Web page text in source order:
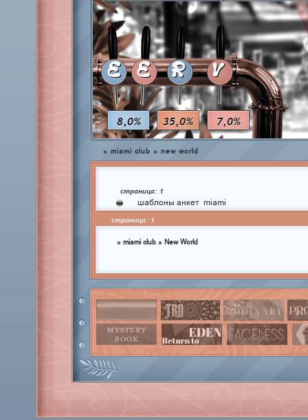
8,0% 35,0% 7,0%
pen-pineapple-apple-pen!
шлакоблокунь заказывали?
сделай это
everyone's a star
покупаем звезды
time goes by
private emotion
с днем эмоций #4
hot
летняя
E E R V
» miami club » new world
страница: 1
шаблоны анкет miami
страница: 1
» miami club » New World